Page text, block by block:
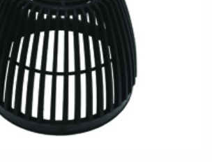
SV SV-FI LT LV ET